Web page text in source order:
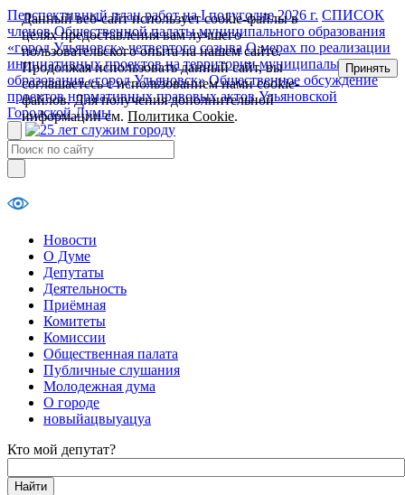
Перспективный план работ на I полугодие 2026 г. СПИСОК
членов Общественной палаты муниципального образования
«город Ульяновск» четвертого созыва О мерах по реализации
инициативных проектов на территории муниципального
образования «город Ульяновск» Общественное обсуждение
проектов нормативных правовых актов Ульяновской
Городской Думы
Новости
О Думе
Депутаты
Деятельность
Приёмная
Комитеты
Комиссии
Общественная палата
Публичные слушания
Молодежная дума
О городе
новыйацвыуацуа
Кто мой депутат?
Данный веб-сайт использует cookie-файлы в
целях предоставления вам лучшего
пользовательского опыта на нашем сайте.
Продолжая использовать данный сайт, вы
соглашаетесь с использованием нами cookie-
файлов. Для получения дополнительной
информации см.Политика Cookie.
Принять